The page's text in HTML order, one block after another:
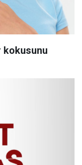
kokusunu